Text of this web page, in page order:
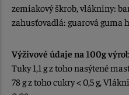
zemiakový škrob, vlákniny:
zahusťovadlá: guarová guma
Výživové údaje na 100g
Tuky 1,1 g z toho nasýtené
78 g z toho cukry < 0,5 g,